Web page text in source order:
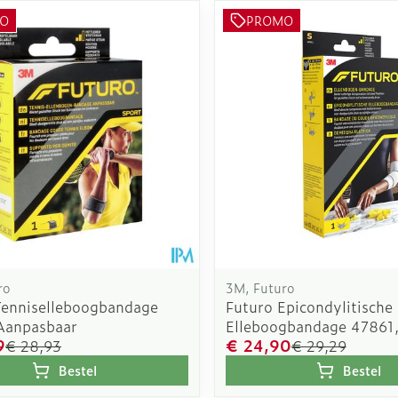
€ 28,93
Bestel
PROMO
3M, Futuro
Futuro Epicondylitische
Elleboogbandage
€ 29,29
€ 24,90
Bestel